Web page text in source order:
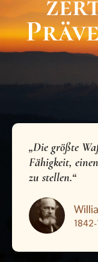
„Die größte
Fähigkeit,
zu stellen.“